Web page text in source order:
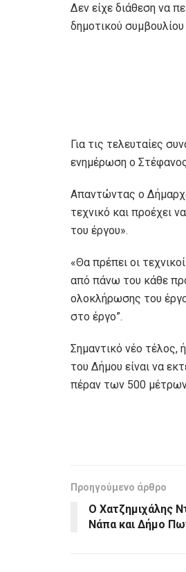
Δεν είχε διάθεση να
δημοτικού
Για τις τελευταίες
ενημέρωση ο
Απαντώντας ο
τεχνικό και προέχει
του έργου».
«Θα πρέπει οι
από πάνω του κάθε
ολοκλήρωσης του
στο έργο”.
Σημαντικό νέο τέλος,
του Δήμου είναι να
πέραν των 500
Προηγούμενο άρθρο
Ο Χατζημιχάλης
Νάπα και Δήμο